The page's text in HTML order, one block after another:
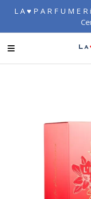
L A ♥ P A R F U M E